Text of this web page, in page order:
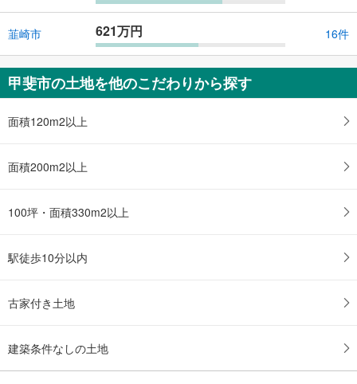
韮崎市 621万円 16件
甲斐市の土地を他のこだわりから探す
面積120m2以上
面積200m2以上
100坪・面積330m2以上
駅徒歩10分以内
古家付き土地
建築条件なしの土地